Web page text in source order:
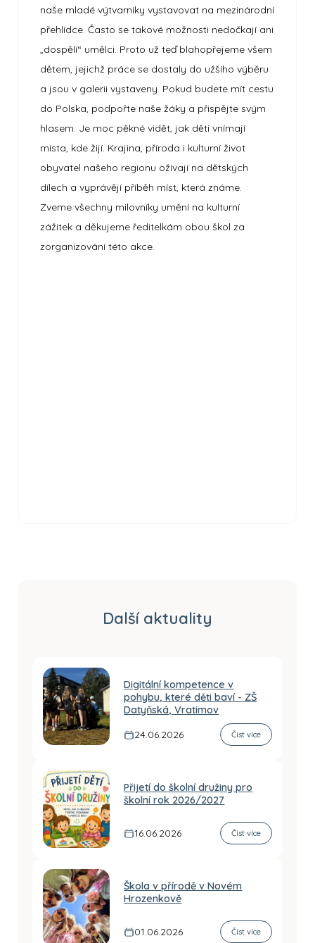
naše mladé výtvarníky vystavovat na mezinárodní
přehlídce. Často se takové možnosti nedočkají ani
„dospělí“ umělci. Proto už teď blahopřejeme všem
dětem, jejichž práce se dostaly do užšího výběru
a jsou v galerii vystaveny. Pokud budete mít cestu
do Polska, podpořte naše žáky a přispějte svým
hlasem. Je moc pěkné vidět, jak děti vnímají
místa, kde žijí. Krajina, příroda i kulturní život
obyvatel našeho regionu ožívají na dětských
dílech a vyprávějí příběh míst, která známe.
Zveme všechny milovníky umění na kulturní
zážitek a děkujeme ředitelkám obou škol za
zorganizování této akce.
Další aktuality
Digitální kompetence v
pohybu, které děti baví - ZŠ
Datyňská, Vratimov
24.06.2026
Číst více
Přijetí do školní družiny pro
školní rok 2026/2027
16.06.2026 Číst více
Škola v přírodě v Novém
Hrozenkově
01.06.2026 Číst více